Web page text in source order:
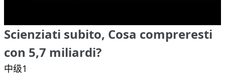
Scienziati subito, Cosa compreresti
con 5,7 miliardi?
中级1